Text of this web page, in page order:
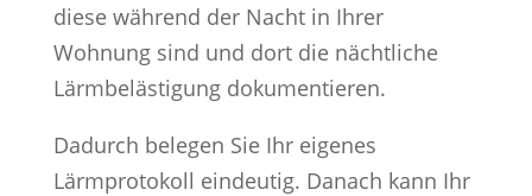
diese während der Nacht in Ihrer
Wohnung sind und dort die nächtliche
Lärmbelästigung dokumentieren.
Dadurch belegen Sie Ihr eigenes
Lärmprotokoll eindeutig. Danach kann Ihr